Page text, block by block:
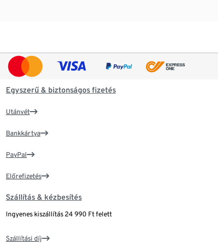
Egyszerű & biztonságos fizetés
Utánvét
Bankkártya
PayPal
Előrefizetés
Szállítás & kézbesítés
Ingyenes kiszállítás 24 990 Ft felett
Szállítási díj